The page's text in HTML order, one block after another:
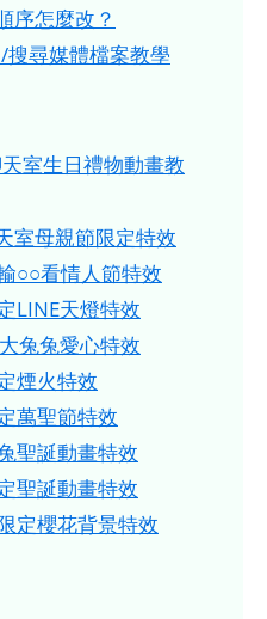
序怎麼改？
/搜尋媒體檔案教學
室生日禮物動畫教
室母親節限定特效
○○看情人節特效
LINE天燈特效
兔兔愛心特效
煙火特效
萬聖節特效
聖誕動畫特效
聖誕動畫特效
定櫻花背景特效